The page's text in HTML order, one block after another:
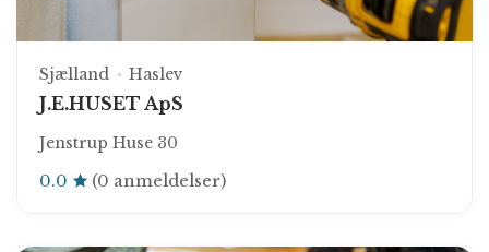
Sjælland Haslev
J.E.HUSET ApS
Jenstrup Huse 30
0.0 (0 anmeldelser)